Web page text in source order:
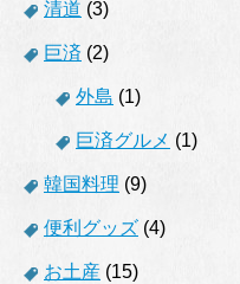
清道 (3)
巨済 (2)
外島 (1)
巨済グルメ (1)
韓国料理 (9)
便利グッズ (4)
お土産 (15)